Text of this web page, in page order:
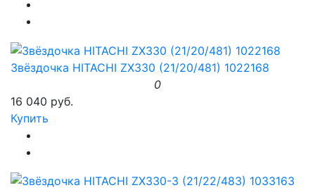
Звёздочка HITACHI ZX330 (21/20/481) 1022168
0
16 040 руб.
Купить